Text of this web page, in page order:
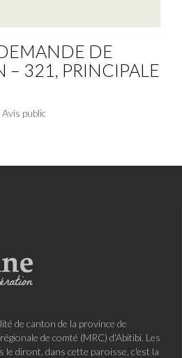
DE
– 321, PRINCIPALE
Avis public
de canton de la province de
de comté (MRC) d'Abitibi. Les
le diront, dans cette paroisse, c'est la